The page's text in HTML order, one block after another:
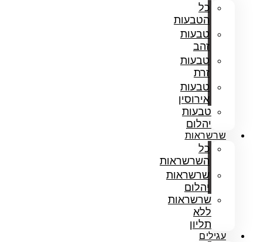
כל
הטבעות
טבעות
זהב
טבעות
זרת
טבעות
אירוסין
טבעות
יהלום
שרשראות
כל
השרשראות
שרשראות
יהלום
שרשראות
ללא
תליון
עגילים